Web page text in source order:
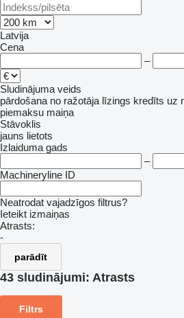
Latvija
Cena
–
Sludinājuma veids
pārdošana no ražotāja līzings kredīts uz
piemaksu maiņa
Stāvoklis
jauns lietots
Izlaiduma gads
–
Machineryline ID
Neatrodat vajadzīgos filtrus?
Ieteikt izmaiņas
Atrasts:
-
parādīt
43 sludinājumi: Atrasts
Filtrs